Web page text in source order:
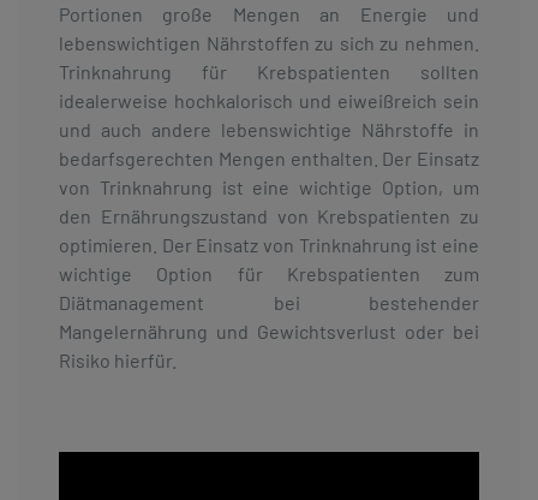
Portionen große Mengen an Energie und
lebenswichtigen Nährstoffen zu sich zu nehmen.
Trinknahrung für Krebspatienten sollten
idealerweise hochkalorisch und eiweißreich sein
und auch andere lebenswichtige Nährstoffe in
bedarfsgerechten Mengen enthalten. Der Einsatz
von Trinknahrung ist eine wichtige Option, um
den Ernährungszustand von Krebspatienten zu
optimieren. Der Einsatz von Trinknahrung ist eine
wichtige Option für Krebspatienten zum
Diätmanagement bei bestehender
Mangelernährung und Gewichtsverlust oder bei
Risiko hierfür.